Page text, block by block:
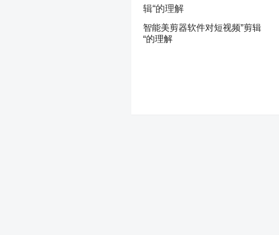
智能美剪器软件对短视频”剪辑
“的理解